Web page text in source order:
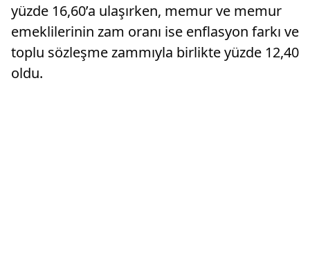
yüzde 16,60’a ulaşırken, memur ve memur
emeklilerinin zam oranı ise enflasyon farkı ve
toplu sözleşme zammıyla birlikte yüzde 12,40
oldu.